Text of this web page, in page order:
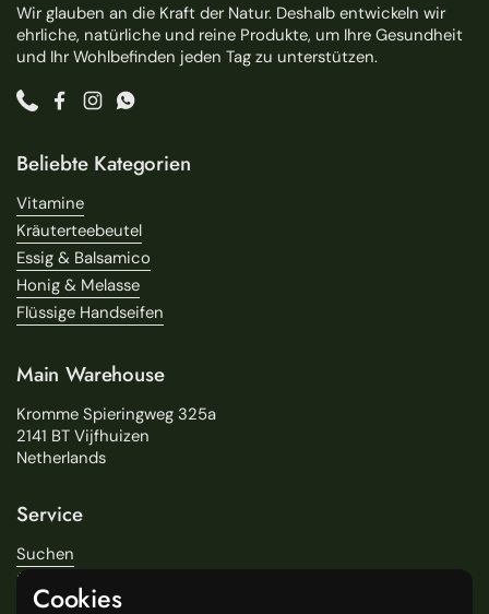
Wir glauben an die Kraft der Natur. Deshalb entwickeln wir
ehrliche, natürliche und reine Produkte, um Ihre Gesundheit
und Ihr Wohlbefinden jeden Tag zu unterstützen.
PhoneFacebook
InstagramWhatsApp
Beliebte Kategorien
Vitamine
Kräuterteebeutel
Essig & Balsamico
Honig & Melasse
Flüssige Handseifen
Main Warehouse
Kromme Spieringweg 325a
2141 BT Vijfhuizen
Netherlands
Service
Suchen
Über uns
Lieferung
Cookies